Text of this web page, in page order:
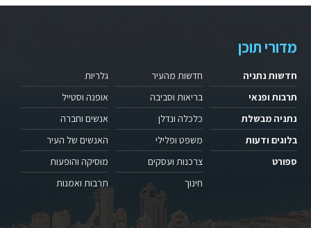
מדורי תוכן
חדשות נתניה
תרבות ופנאי
נתניה מבשלת
בלוגים ודעות
ספורט
חדשות מהעיר
בריאות וסביבה
כלכלה ונדלן
משפט ופלילי
צרכנות ועסקים
חינוך
גלריות
אופנה וסטייל
אנשים וחברה
האנשים של העיר
מוסיקה והופעות
תרבות ואמנות